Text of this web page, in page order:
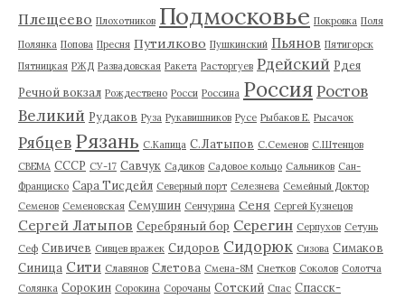
Плещеево Плохотников Подмосковье Покровка Поля
Полянка Попова Пресня Путилково Пушкинский Пьянов Пятигорск
Пятницкая РЖД Развадовская Ракета Расторгуев Рдейский Рдея
Речной вокзал Рождествено Росси Россина Россия Ростов
Великий Рудаков Руза Рукавишников Русе Рыбаков Е. Рысачок
Рябцев Рязань С.Капица С.Латыпов С.Семенов С.Штенцов
СВЕМА СССР СУ-17 Савчук Садиков Садовое кольцо Сальников Сан-
Франциско Сара Тисдейл Северный порт Селезнева Семейный Доктор
Семенов Семеновская Семушин Сенчурина Сеня Сергей Кузнецов
Сергей Латыпов Серебряный бор Серегин Серпухов Сетунь
Сеф Сивичев Сивцев вражек Сидоров Сидорюк Сизова Симаков
Синица Сити Славянов Слетова Смена-8М Снетков Соколов Солотча
Солянка Сорокин Сорокина Сорочаны Сотский Спас Спасск-